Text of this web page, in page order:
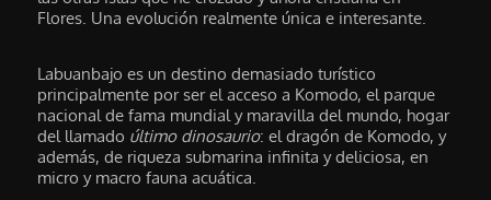
Flores. Una evolución realmente única e interesante.
Labuanbajo es un destino demasiado turístico
principalmente por ser el acceso a Komodo, el parque
nacional de fama mundial y maravilla del mundo, hogar
del llamado último dinosaurio: el dragón de Komodo, y
además, de riqueza submarina infinita y deliciosa, en
micro y macro fauna acuática.